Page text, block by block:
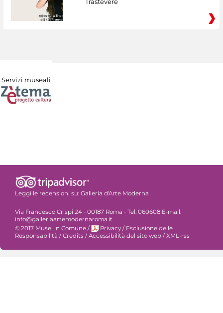
Servizi museali
Leggi le recensioni su: Galleria d'Arte Moderna
Via Francesco Crispi 24 - 00187 Roma - Tel. 060608 E-mail:
info@galleriaartemodernaroma.it
© 2017 Musei in Comune / Privacy / Esclusione delle
Responsabilità / Credits / Accessibilità del sito web / XML-rss